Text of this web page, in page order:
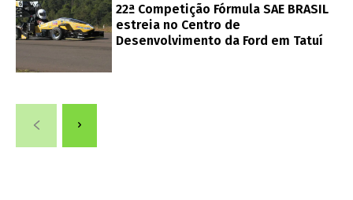
22ª Competição Fórmula SAE BRASIL
estreia no Centro de
Desenvolvimento da Ford em Tatuí